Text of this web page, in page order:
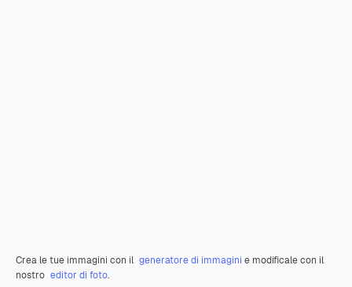
Crea le tue immagini con il generatore di immagini e modificale con il
nostro editor di foto.